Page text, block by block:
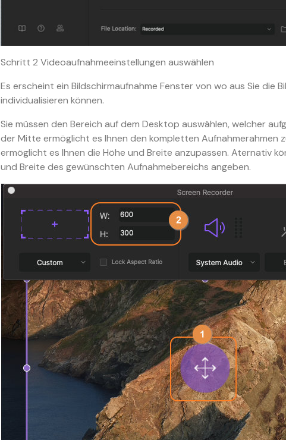
Schritt 2 Videoaufnahmeeinstellungen auswählen
Es erscheint ein Bildschirmaufnahme Fenster von wo aus Sie die
individualisieren können.
Sie müssen den Bereich auf dem Desktop auswählen, welcher
der Mitte ermöglicht es Ihnen den kompletten Aufnahmerahmen
ermöglicht es Ihnen die Höhe und Breite anzupassen. Aternativ
und Breite des gewünschten Aufnahmebereichs angeben.